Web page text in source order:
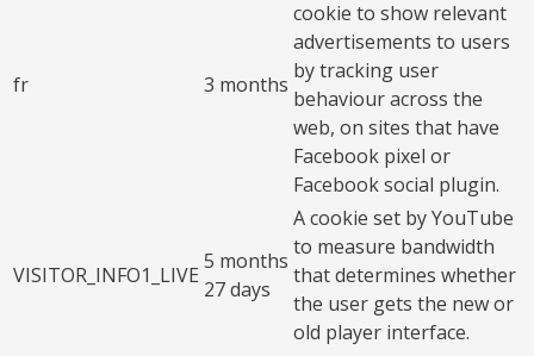
fr 3 months
cookie to show relevant
advertisements to users
by tracking user
behaviour across the
web, on sites that have
Facebook pixel or
Facebook social plugin.
VISITOR_INFO1_LIVE
5 months
27 days
A cookie set by YouTube
to measure bandwidth
that determines whether
the user gets the new or
old player interface.